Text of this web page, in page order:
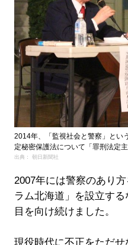
2014年、「監視社会と警察」とい
定秘密保護法について「罪刑法定
出典： 朝日新聞社
2007年には警察のあり
ラム北海道」を設立す
目を向け続けました。
現役時代に不正をただせ